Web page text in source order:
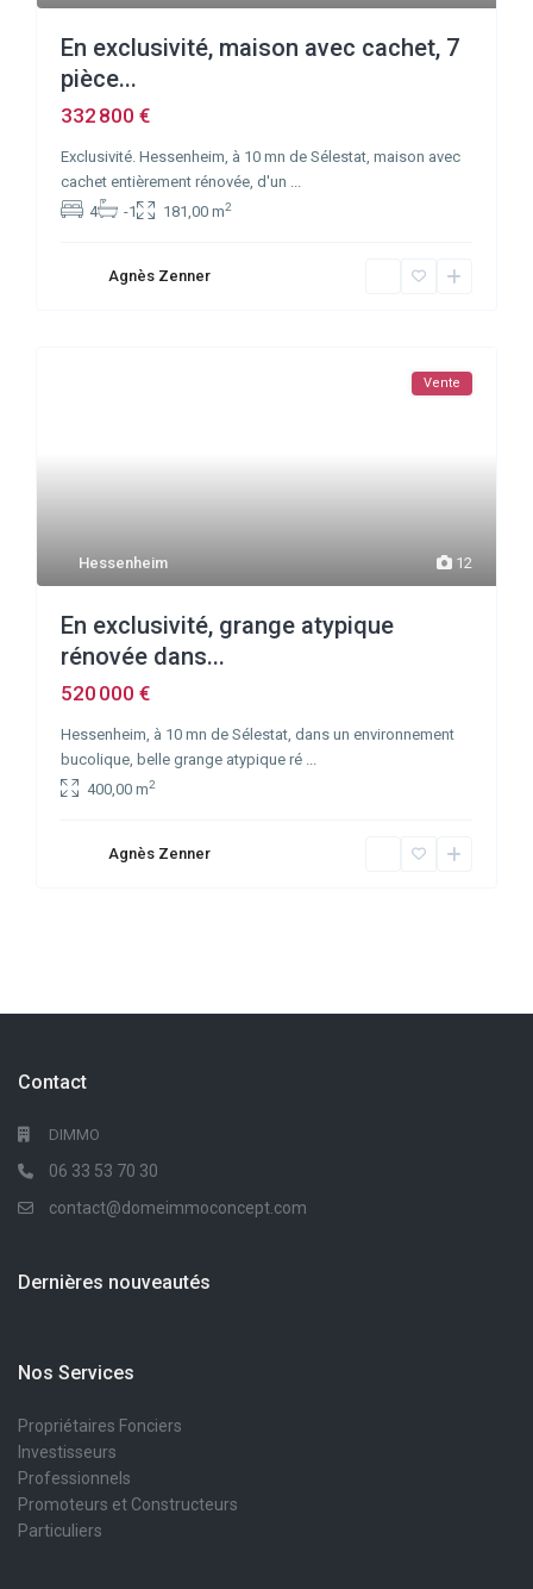
En exclusivité, maison avec cachet, 7
pièce...
332 800 €
Exclusivité. Hessenheim, à 10 mn de Sélestat, maison avec
cachet entièrement rénovée, d'un ...
4
-1 181,00 m2
Agnès Zenner
12
Hessenheim
Vente
En exclusivité, grange atypique
rénovée dans...
520 000 €
Hessenheim, à 10 mn de Sélestat, dans un environnement
bucolique, belle grange atypique ré ...
400,00 m2
Agnès Zenner
Contact
DIMMO
06 33 53 70 30
contact@domeimmoconcept.com
Dernières nouveautés
Nos Services
Propriétaires Fonciers
Investisseurs
Professionnels
Promoteurs et Constructeurs
Particuliers